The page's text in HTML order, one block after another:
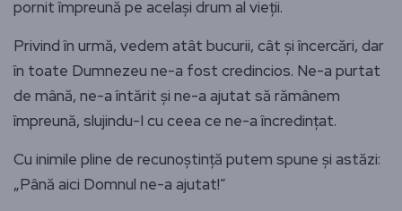
pornit împreună pe același drum al vieții.
Privind în urmă, vedem atât bucurii, cât și încercări, dar
în toate Dumnezeu ne-a fost credincios. Ne-a purtat
de mână, ne-a întărit și ne-a ajutat să rămânem
împreună, slujindu-I cu ceea ce ne-a încredințat.
Cu inimile pline de recunoștință putem spune și astăzi:
„Până aici Domnul ne-a ajutat!”